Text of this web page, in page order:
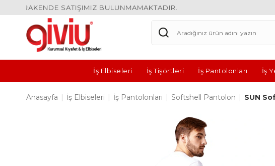
SATIŞIMIZ BULUNMAMAKTADIR.
İş Elbiseleri İş Tişörtleri İş Pantolonları İş
Anasayfa | İş Elbiseleri | İş Pantolonları | Softshell Pantolon | SUN